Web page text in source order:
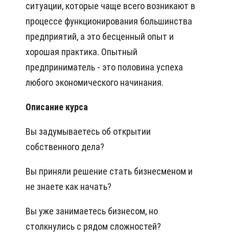
ситуации, которые чаще всего возникают в
процессе функционирования большинства
предприятий, а это бесценный опыт и
хорошая практика. Опытный
предприниматель - это половина успеха
любого экономического начинания.
Описание курса
Вы задумываетесь об открытии
собственного дела?
Вы приняли решение стать бизнесменом и
не знаете как начать?
Вы уже занимаетесь бизнесом, но
столкнулись с рядом сложностей?